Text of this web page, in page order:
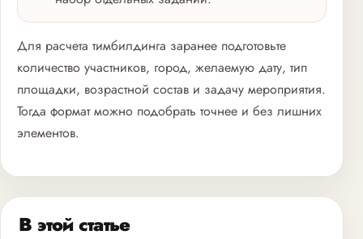
Для расчета тимбилдинга заранее подготовьте
количество участников, город, желаемую дату, тип
площадки, возрастной состав и задачу мероприятия.
Тогда формат можно подобрать точнее и без лишних
элементов.
В этой статье